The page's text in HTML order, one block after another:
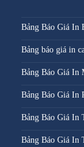
Bảng Báo Giá In
Bảng báo giá in
Bảng Báo Giá In
Bảng Báo Giá In
Bảng Báo Giá In
Bảng Báo Giá In